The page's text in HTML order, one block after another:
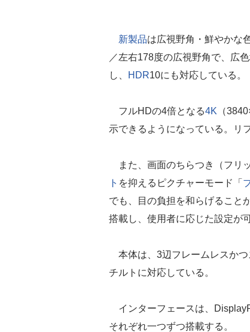
新製品は広視野角・鮮やかな
／左右178度の広視野角で、広
し、
HDR10にも対応している。
フルHDの4倍となる4K （
示できるようになっている。リ
また、画面のちらつき（フリ
ト を抑えるピクチャーモード「
でも、目の負担を和らげること
搭載し、使用者に応じた設定が
本体は、3辺フレームレスか
チルトに対応している。
インターフェースは、
それぞれ一つずつ搭載する。